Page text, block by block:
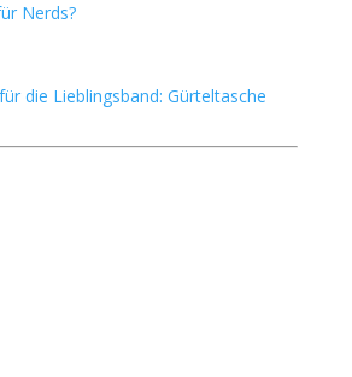
Nerds?
die Lieblingsband: Gürteltasche